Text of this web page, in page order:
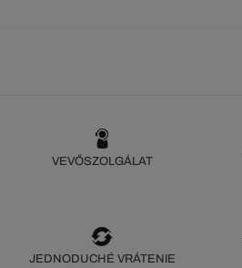
VEVŐSZOLGÁLAT
JEDNODUCHÉ VRÁTENIE